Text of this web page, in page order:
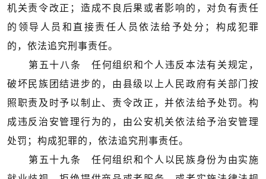
机关责令改正；造成不良后果或者影响的，对负有责任
的领导人员和直接责任人员依法给予处分；构成犯罪
的，依法追究刑事责任。
第五十八条 任何组织和个人违反本法有关规定，
破坏民族团结进步的，由县级以上人民政府有关部门按
照职责及时予以制止、责令改正，并依法给予处罚。构
成违反治安管理行为的，由公安机关依法给予治安管理
处罚；构成犯罪的，依法追究刑事责任。
第五十九条 任何组织和个人以民族身份为由实施